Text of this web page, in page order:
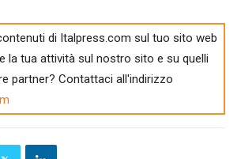
di Italpress.com sul tuo sito web
la tua attività sul nostro sito e su quelli
partner? Contattaci all'indirizzo